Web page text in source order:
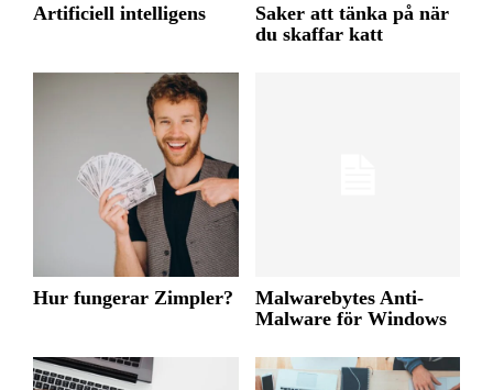
Artificiell intelligens
Saker att tänka på när
du skaffar katt
Hur fungerar Zimpler?
Malwarebytes Anti-
Malware för Windows